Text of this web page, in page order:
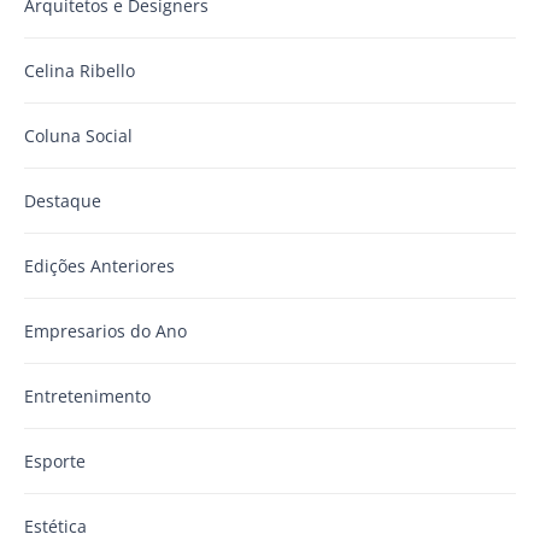
Arquitetos e Designers
Celina Ribello
Coluna Social
Destaque
Edições Anteriores
Empresarios do Ano
Entretenimento
Esporte
Estética